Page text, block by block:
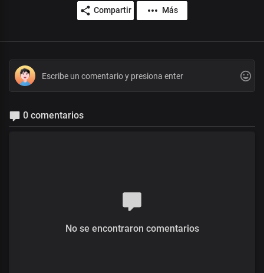
Compartir Más
0 comentarios
No se encontraron comentarios